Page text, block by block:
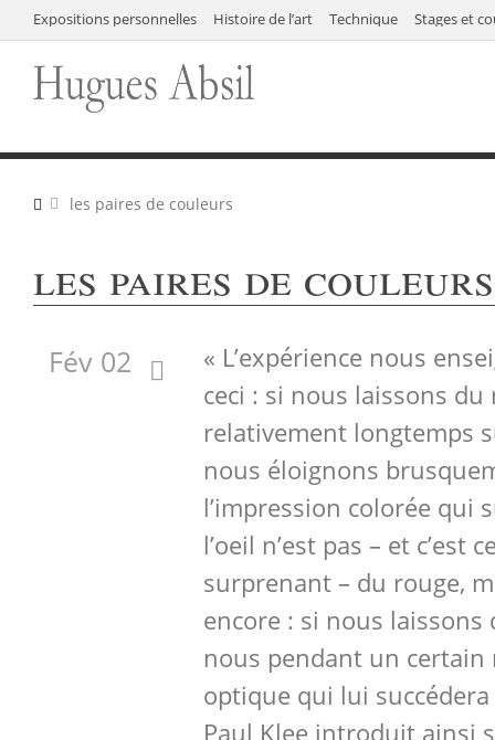
Expositions personnelles Histoire de l’art Technique Stages et
les paires de couleurs
les paires de couleurs
Fév 02
« L’expérience nous
ceci : si nous laissons du
relativement longtemps
nous éloignons
l’impression colorée qui
l’oeil n’est pas – et c’est
surprenant – du rouge,
encore : si nous
nous pendant un certain
optique qui lui
Paul Klee introduit ainsi